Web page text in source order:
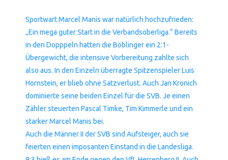
Sportwart Marcel Manis war natürlich hochzufrieden:
„Ein mega guter Start in die Verbandsoberliga.“ Bereits
in den Dopppeln hatten die Böblinger ein 2:1-
Übergewicht, die intensive Vorbereitung zahlte sich
also aus. In den Einzeln überragte Spitzenspieler Luis
Hornstein, er blieb ohne Satzverlust. Auch Jan Kronich
dominierte seine beiden Einzel für die SVB. Je einen
Zähler steuerten Pascal Timke, Tim Kimmerle und ein
starker Marcel Manis bei.
Auch die Männer II der SVB sind Aufsteiger, auch sie
feierten einen imposanten Einstand in die Landesliga.